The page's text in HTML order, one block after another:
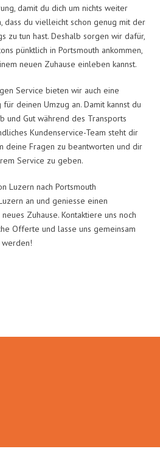
damit du dich um nichts weiter
dass du vielleicht schon genug mit der
zu tun hast. Deshalb sorgen wir dafür,
pünktlich in Portsmouth ankommen,
neuen Zuhause einleben kannst.
Service bieten wir auch eine
deinen Umzug an. Damit kannst du
und Gut während des Transports
Kundenservice-Team steht dir
deine Fragen zu beantworten und dir
Service zu geben.
Luzern nach Portsmouth
an und geniesse einen
Zuhause. Kontaktiere uns noch
Offerte und lasse uns gemeinsam
werden!